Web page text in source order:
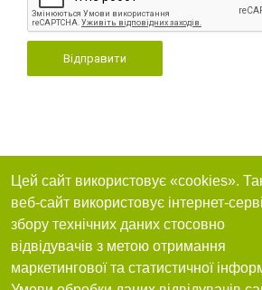
Відправити
Цей сайт використовує «cookies».
веб-сайт використовує інтернет-
збору технічних даних стосовно
відвідувачів з метою отримання
маркетингової та статистичної